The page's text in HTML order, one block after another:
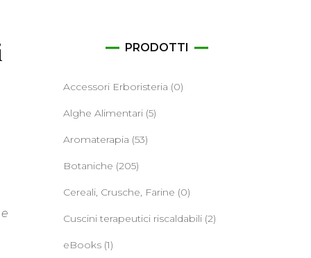
PRODOTTI
Accessori Erboristeria (0)
Alghe Alimentari (5)
Aromaterapia (53)
Botaniche (205)
Cereali, Crusche, Farine (0)
Cuscini terapeutici riscaldabili (2)
eBooks (1)